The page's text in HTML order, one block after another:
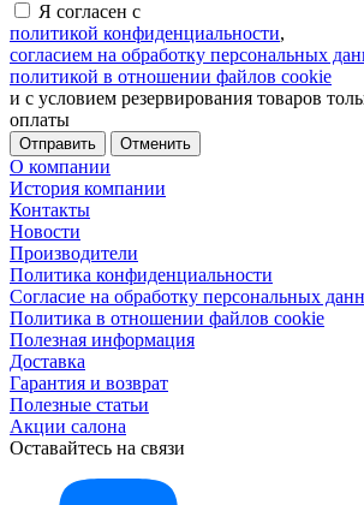
Я согласен с
политикой конфиденциальности,
согласием на обработку персональных
политикой в отношении файлов cookie
и с условием резервирования товаров
оплаты
Отменить
О компании
История компании
Контакты
Новости
Производители
Политика конфиденциальности
Согласие на обработку персональных
Политика в отношении файлов cookie
Полезная информация
Доставка
Гарантия и возврат
Полезные статьи
Акции салона
Оставайтесь на связи